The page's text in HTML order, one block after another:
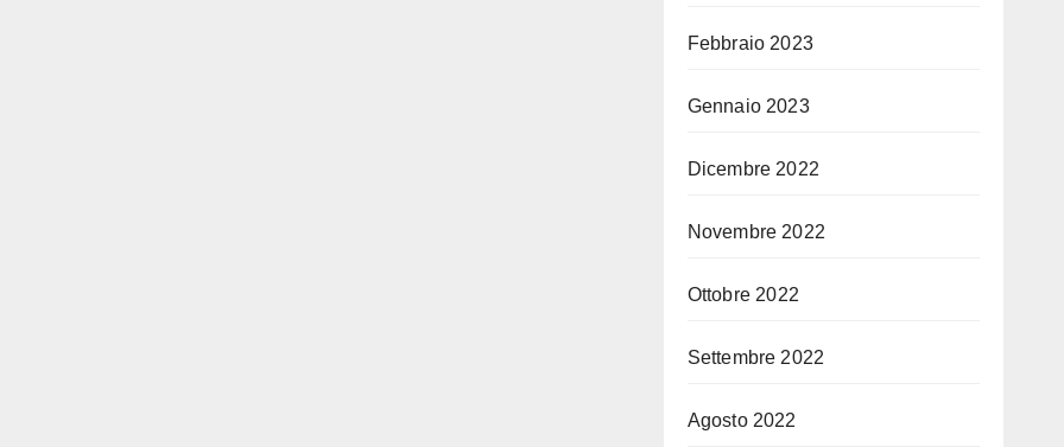
Febbraio 2023
Gennaio 2023
Dicembre 2022
Novembre 2022
Ottobre 2022
Settembre 2022
Agosto 2022